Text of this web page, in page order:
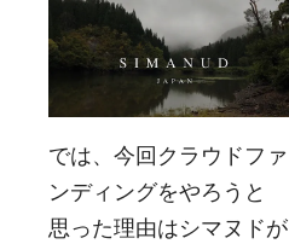
では、今回クラウドファ
ンディングをやろうと
思った理由はシマヌドが